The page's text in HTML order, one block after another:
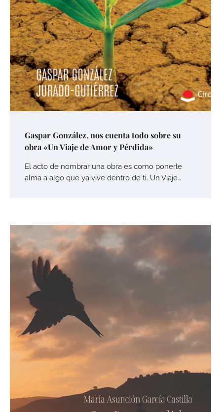
Gaspar González, nos cuenta todo sobre su
obra «Un Viaje de Amor y Pérdida»
El acto de nombrar una obra es como ponerle
alma a algo que ya vive dentro de ti. Un Viaje…